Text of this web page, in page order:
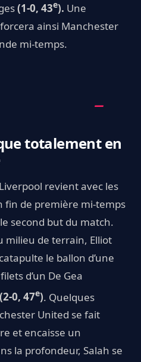
(1-0, 43e). Une
ainsi Manchester
mi-temps.
totalement en
revient avec les
fin de première mi-temps
second but du match.
milieu de terrain, Elliot
le ballon d’une
d’un De Gea
(2-0, 47e). Quelques
United se fait
et encaisse un
la profondeur, Salah se